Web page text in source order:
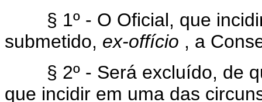
§ 1º - O Oficial, que
submetido, ex-offício , a
§ 2º - Será excluído, de
que incidir em uma das